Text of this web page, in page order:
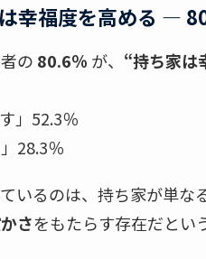
幸福度を高める ―
の 80.6％ が、 “持ち家は
」52.3％
28.3％
いるのは、持ち家が単な
さをもたらす存在だとい